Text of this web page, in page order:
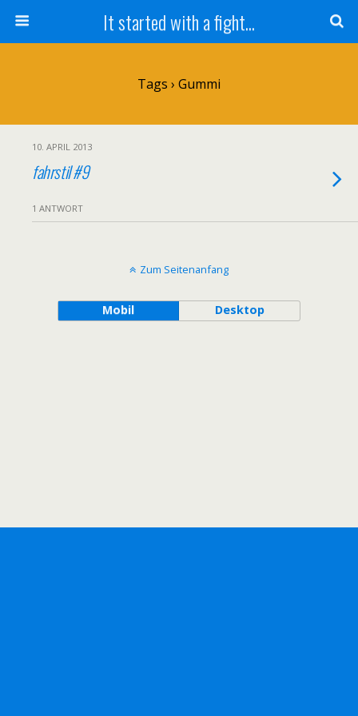
It started with a fight...
Tags › Gummi
10. APRIL 2013
fahrstil #9
1 ANTWORT
Zum Seitenanfang
Mobil Desktop